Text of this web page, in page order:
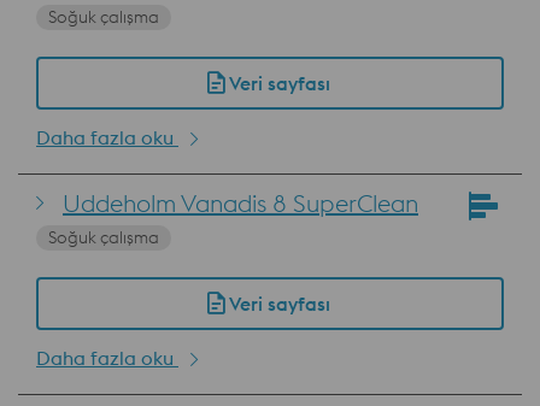
Soğuk çalışma
Veri sayfası
Daha fazla oku
Uddeholm Vanadis 8 SuperClean
Soğuk çalışma
Veri sayfası
Daha fazla oku